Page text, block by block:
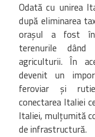
Odată cu unirea
după eliminarea
orașul a fost în
terenurile
agriculturii. În
devenit un
feroviar și
conectarea Italiei
Italiei, mulțumită
de infrastructură.